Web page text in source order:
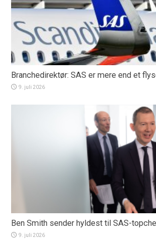
Branchedirektør: SAS er mere end et
9. juli 2026
Ben Smith sender hyldest til SAS-
9. juli 2026